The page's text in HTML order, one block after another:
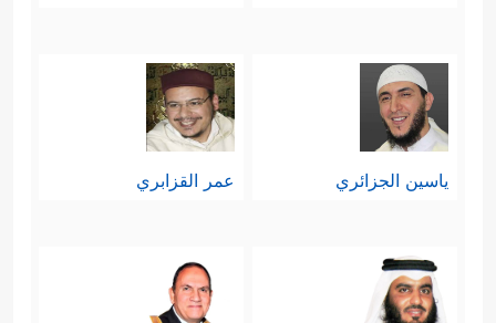
ياسين الجزائري عمر القزابري